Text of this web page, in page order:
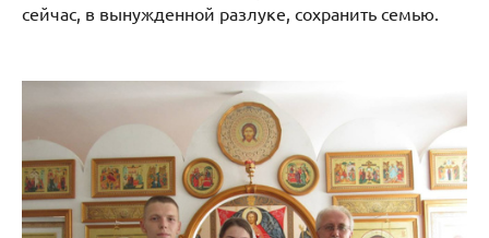
сейчас, в вынужденной разлуке, сохранить семью.